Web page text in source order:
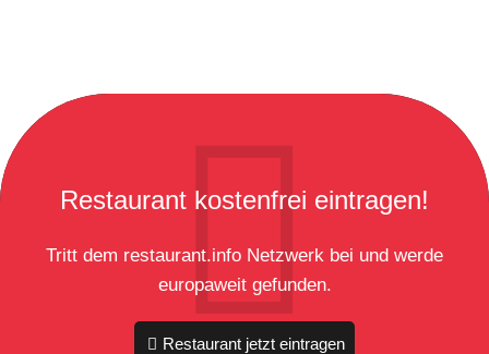
Restaurant kostenfrei eintragen!
Tritt dem restaurant.info Netzwerk bei und werde
europaweit gefunden.
Restaurant jetzt eintragen